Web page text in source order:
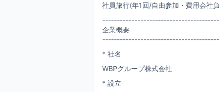
社員旅行(年1回/自由参加・費用会社
----------------------------------------
企業概要
----------------------------------------
* 社名
WBPグループ株式会社
* 設立